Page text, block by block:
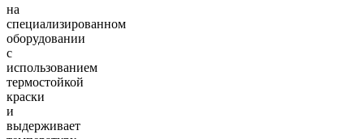
на
специализированном
оборудовании
с
использованием
термостойкой
краски
и
выдерживает